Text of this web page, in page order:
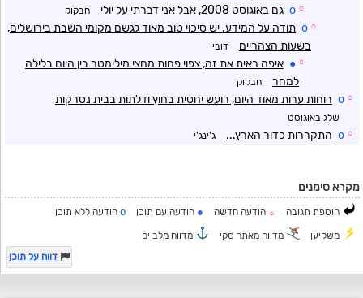
☼
o גם באוגוסט 2008, אבל אני דברתי על יולי חבקוק
☼
o תודה על המידע. יש סיכוי טוב מאוד לגשם מקומי השבת בירושלים,
בשעות הצהריים
דובי
☼
● איפה ראית את זה, צפוי פחות מחצי מילימטר בין היום בלילה
למחר
חבקוק
☼
o רוחות ערות מאוד היום, רועש יחסית בחוץ ודלתות בבית נטרקות
שלג באוגוסט
☼
o התקררות כדור הארץ... ג'ינג'י
מקרא סימנים
הוספת תגובה ☼ הודעה חדשה ● הודעה עם תוכן o הודעה ללא תוכן
משקיען מדווח מאתר סקי
מדווח מלב ים
דווח על תוכן